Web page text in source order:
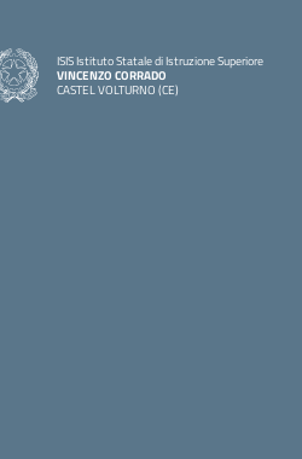
ISIS Istituto Statale di Istruzione Superiore
VINCENZO CORRADO
CASTEL VOLTURNO (CE)